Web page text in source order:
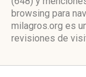
browsing para
milagros.org es
revisiones de